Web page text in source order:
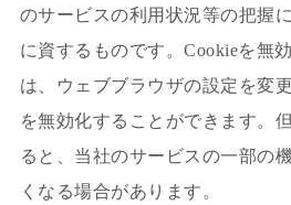
のサービスの利用状況等の把握
に資するものです。Cookieを無
は、ウェブブラウザの設定を変
を無効化することができます。
ると、当社のサービスの一部の
くなる場合があります。